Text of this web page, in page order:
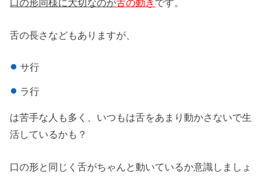
口の形同様に大切なのが舌の動き です。
舌の長さなどもありますが、
サ行
ラ行
は苦手な人も多く、いつもは舌をあまり動かさないで生
活しているかも？
口の形と同じく舌がちゃんと動いているか意識しましょ